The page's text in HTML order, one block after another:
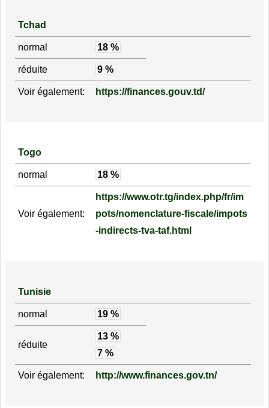
Tchad
normal 18 %
réduite 9 %
Voir également: https://finances.gouv.td/
Togo
normal 18 %
Voir également:
https://www.otr.tg/index.php/fr/im
pots/nomenclature-fiscale/impots
-indirects-tva-taf.html
Tunisie
normal 19 %
réduite
13 %
7 %
Voir également: http://www.finances.gov.tn/